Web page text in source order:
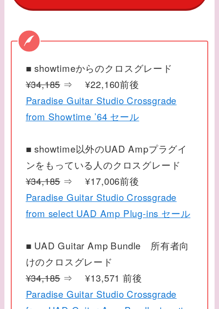
■ showtimeからのクロスグレード
¥34,185⇒ ¥22,160前後
Paradise Guitar Studio Crossgrade
from Showtime ’64 セール
■ showtime以外のUAD Ampプラグイ
ンをもっている人のクロスグレード
¥34,185⇒ ¥17,006前後
Paradise Guitar Studio Crossgrade
from select UAD Amp Plug-ins セール
■ UAD Guitar Amp Bundle 所有者向
けのクロスグレード
¥34,185⇒ ¥13,571 前後
Paradise Guitar Studio Crossgrade